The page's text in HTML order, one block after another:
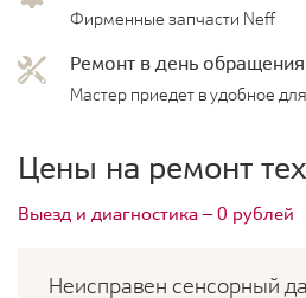
Фирменные запчасти Neff
Ремонт в день обращения
Мастер приедет в удобное
Цены на ремонт
Выезд и диагностика — 0 рублей
Неисправен сенсорный